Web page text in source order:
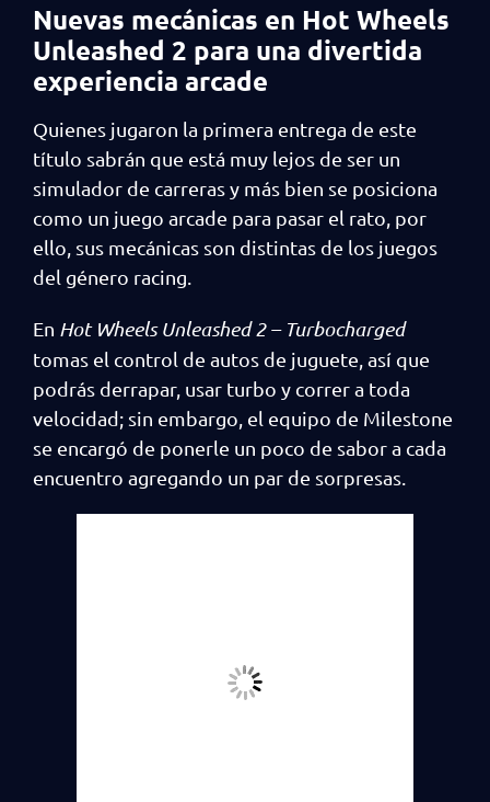
Nuevas mecánicas en Hot Wheels
Unleashed 2 para una divertida
experiencia arcade
Quienes jugaron la primera entrega de este
título sabrán que está muy lejos de ser un
simulador de carreras y más bien se posiciona
como un juego arcade para pasar el rato, por
ello, sus mecánicas son distintas de los juegos
del género racing.
En Hot Wheels Unleashed 2 – Turbocharged
tomas el control de autos de juguete, así que
podrás derrapar, usar turbo y correr a toda
velocidad; sin embargo, el equipo de Milestone
se encargó de ponerle un poco de sabor a cada
encuentro agregando un par de sorpresas.